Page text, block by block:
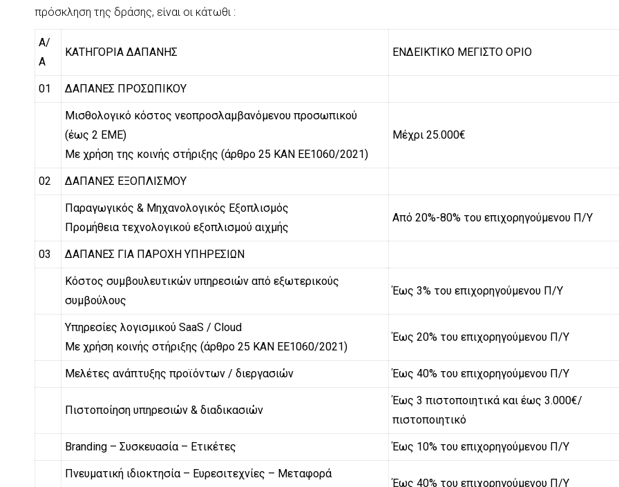
πρόσκληση της δράσης, είναι οι κάτωθι :
Α/
Α
ΚΑΤΗΓΟΡΙΑ ΔΑΠΑΝΗΣ ΕΝΔΕΙΚΤΙΚΟ ΜΕΓΙΣΤΟ ΟΡΙΟ
01 ΔΑΠΑΝΕΣ ΠΡΟΣΩΠΙΚΟΥ
Μισθολογικό κόστος νεοπροσλαμβανόμενου προσωπικού
(έως 2 ΕΜΕ)
Με χρήση της κοινής στήριξης (άρθρο 25 ΚΑΝ ΕΕ1060/2021)
Μέχρι 25.000€
02 ΔΑΠΑΝΕΣ ΕΞΟΠΛΙΣΜΟΥ
Παραγωγικός & Μηχανολογικός Εξοπλισμός
Προμήθεια τεχνολογικού εξοπλισμού αιχμής
Από 20%-80% του επιχορηγούμενου Π/Υ
03 ΔΑΠΑΝΕΣ ΓΙΑ ΠΑΡΟΧΗ ΥΠΗΡΕΣΙΩΝ
Κόστος συμβουλευτικών υπηρεσιών από εξωτερικούς
συμβούλους
Έως 3% του επιχορηγούμενου Π/Υ
Υπηρεσίες λογισμικού SaaS / Cloud
Με χρήση κοινής στήριξης (άρθρο 25 ΚΑΝ ΕΕ1060/2021)
Έως 20% του επιχορηγούμενου Π/Υ
Μελέτες ανάπτυξης προϊόντων / διεργασιών Έως 40% του επιχορηγούμενου Π/Υ
Πιστοποίηση υπηρεσιών & διαδικασιών
Έως 3 πιστοποιητικά και έως 3.000€/
πιστοποιητικό
Branding – Συσκευασία – Ετικέτες Έως 10% του επιχορηγούμενου Π/Υ
Πνευματική ιδιοκτησία – Ευρεσιτεχνίες – Μεταφορά
Έως 40% του επιχορηγούμενου Π/Υ